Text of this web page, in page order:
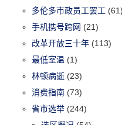
多伦多市政员工罢工 (61)
手机携号跨网 (21)
改革开放三十年 (113)
最低室温 (1)
林顿病逝 (23)
消费指南 (73)
省市选举 (244)